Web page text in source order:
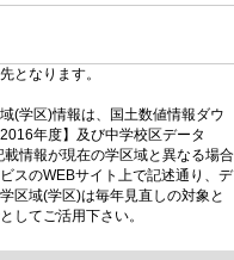
となります。
(学区)情報は、国土数値情報ダウ
年度】及び中学校区データ
情報が現在の学区域と異なる場合
スのWEBサイト上で記述通り、デ
区域(学区)は毎年見直しの対象と
してご活用下さい。